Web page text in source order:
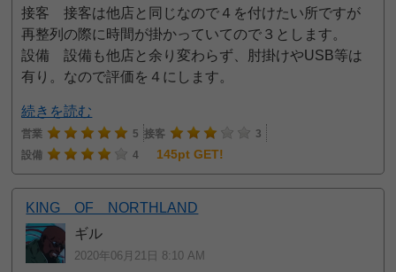
接客 接客は他店と同じなので４を付けたい所ですが
再整列の際に時間が掛かっていてので３とします。
設備 設備も他店と余り変わらず、肘掛けやUSB等は
有り。なので評価を４にします。
続きを読む
営業 5 接客
3
設備
4 145pt GET!
KING OF NORTHLAND
ギル
2020年06月21日 8:10 AM